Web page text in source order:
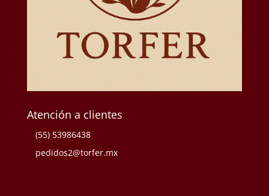
Atención a clientes
(55) 53986438
pedidos2@torfer.mx